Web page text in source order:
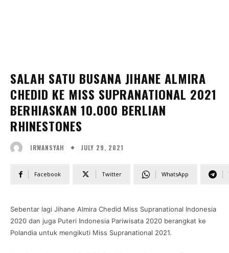
SALAH SATU BUSANA JIHANE ALMIRA
CHEDID KE MISS SUPRANATIONAL 2021
BERHIASKAN 10.000 BERLIAN
RHINESTONES
IRWANSYAH JULY 29, 2021
Facebook Twitter WhatsApp
Sebentar lagi Jihane Almira Chedid Miss Supranational Indonesia
2020 dan juga Puteri Indonesia Pariwisata 2020 berangkat ke
Polandia untuk mengikuti Miss Supranational 2021.